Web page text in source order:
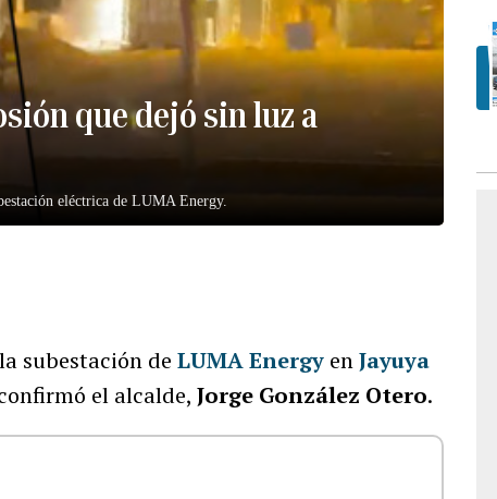
que dejó sin luz a
eléctrica de LUMA Energy.
subestación deLUMA Energy enJayuya
el alcalde,Jorge González Otero.